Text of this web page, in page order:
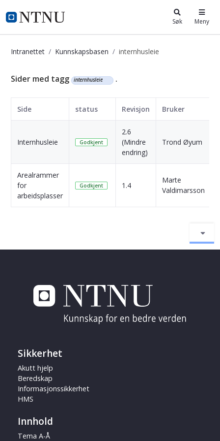
i.ntnu.no Søk Meny
Intranettet Kunnskapsbasen internhusleie
Kunnskapsbasen
Sider med tagg internhusleie .
Side status Revisjon Bruker
Internhusleie Godkjent
2.6
(Mindre
endring)
Trond Øyum
Arealrammer
for
arbeidsplasser
Godkjent 1.4
Marte
Valdimarsson
Sikkerhet
Akutt hjelp
Beredskap
Informasjonssikkerhet
HMS
Innhold
Tema A-Å